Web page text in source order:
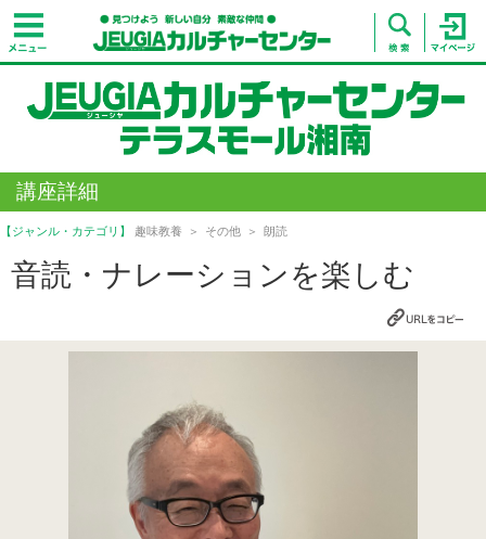
講座詳細
【ジャンル・カテゴリ】 趣味教養 その他 朗読
音読・ナレーションを楽しむ